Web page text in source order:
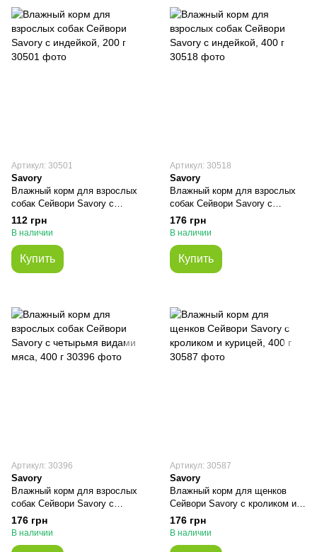
Артикул: 30501
Savory
Влажный корм для взрослых
собак Сейвори Savory с
индейкой, 200 г
112 грн
В наличии
Купить
Артикул: 30518
Savory
Влажный корм для взрослых
собак Сейвори Savory с
индейкой, 400 г
176 грн
В наличии
Купить
Артикул: 30396
Savory
Влажный корм для взрослых
собак Сейвори Savory с
четырьмя видами мяса, 400 г
176 грн
В наличии
Артикул: 30587
Savory
Влажный корм для щенков
Сейвори Savory с кроликом и
курицей, 400 г
176 грн
В наличии